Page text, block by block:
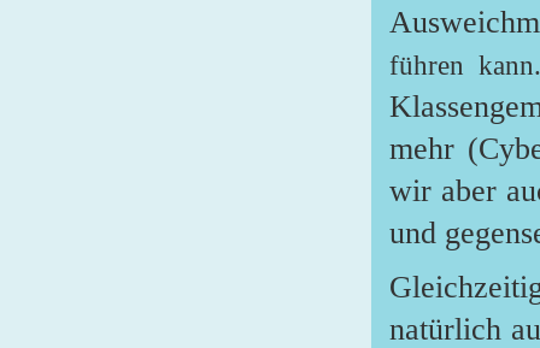
Ausweichm
führen
mehr (Cy
wir aber
und
natürlich